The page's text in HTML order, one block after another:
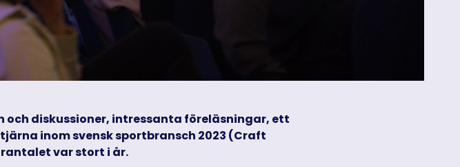
diskussioner, intressanta föreläsningar, ett
inom svensk sportbransch 2023 (Craft
var stort i år.